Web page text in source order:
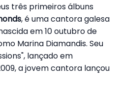
três primeiros álbuns
, é uma cantora galesa
em 10 outubro de
Marina Diamandis. Seu
lançado em
a jovem cantora lançou